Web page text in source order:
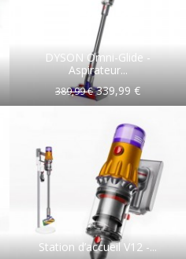
DYSON Omni-Glide -
Aspirateur...
389,99 € 339,99 €
Station d’accueil V12 -...